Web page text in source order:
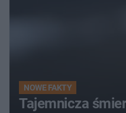
NOWE FAKTY
Tajemnicza